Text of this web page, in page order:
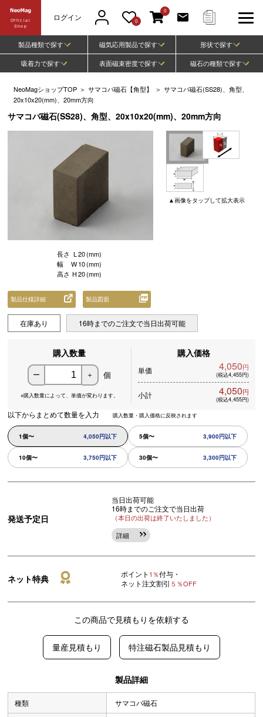
Official
Shop
ログイン 0
0
製品種類で探す 磁気応用製品で探す
形状で探す
吸着力で探す
表面磁束密度で探す 磁石の種類で探す
NeoMagショップTOP ＞ サマコバ磁石【角型】 ＞ サマコバ磁石(SS28)、角型、
20x10x20(mm)、20mm方向
サマコバ磁石(SS28)、角型、20x10x20(mm)、20mm方向
▲画像をタップして拡大表示
長さ L 20(mm)
幅
W10(mm)
高さ H20(mm)
製品仕様詳細 製品図面
在庫あり 16時までのご注文で当日出荷可能
購入数量
ー ＋ 個
※購入数量によって、 単価が変わります。
購入価格
単価 4,050円
(税込4,455円)
小計 4,050円
(税込4,455円)
以下からまとめて数量を入力 購入数量・購入価格に反映されます
1個〜 4,050円以下 5個〜 3,900円以下
10個〜 3,750円以下 30個〜 3,300円以下
発送予定日
当日出荷可能
16時までのご注文で当日出荷
（本日の出荷は終了いたしました）
詳細
ネット特典 ポイント 1％付与・
ネット注文割引 ５％OFF
この商品で見積もりを依頼する
量産見積もり 特注磁石製品見積もり
製品詳細
種類 サマコバ磁石